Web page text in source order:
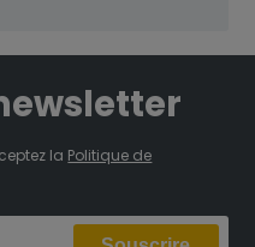
la Politique de